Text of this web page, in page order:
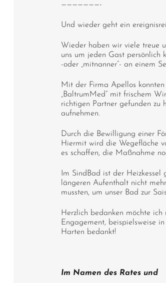
———————-
Und wieder geht ein
Wieder haben wir viele treue
uns um jeden Gast persönlich
-oder „mitnanner“- an einem
Mit der Firma Apellos
„BaltrumMed“ mit frischem
richtigen Partner gefunden zu
aufnehmen.
Durch die Bewilligung einer
Hiermit wird die Wegefläche
es schaffen, die Maßnahme
Im SindBad ist der
längeren Aufenthalt nicht
mussten, um unser Bad zur
Herzlich bedanken möchte
Engagement, beispielsweise
Harten bedankt!
Im Namen des Rates und